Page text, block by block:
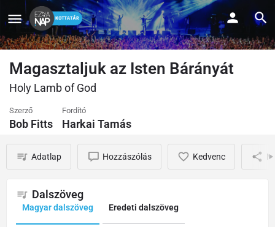
Magasztaljuk az Isten Bárányát
Holy Lamb of God
Szerző
Bob Fitts
Fordító
Harkai Tamás
Adatlap Hozzászólás Kedvenc
Dalszöveg
Magyar dalszöveg Eredeti dalszöveg